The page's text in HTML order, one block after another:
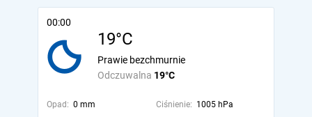
00:00
19°C
Odczuwalna 19°C
Prawie bezchmurnie
Opad: 0 mm Ciśnienie: 1005 hPa